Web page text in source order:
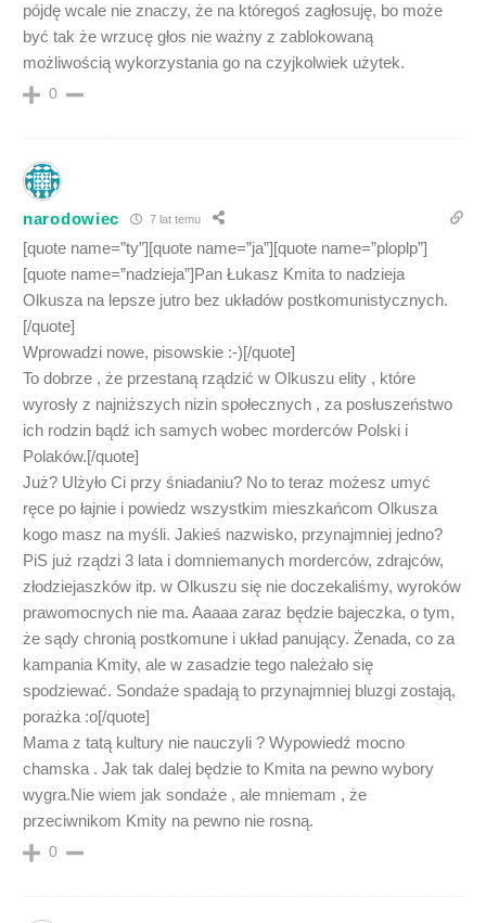
pójdę wcale nie znaczy, że na któregoś zagłosuję, bo może
być tak że wrzucę głos nie ważny z zablokowaną
możliwością wykorzystania go na czyjkolwiek użytek.
0
narodowiec 7 lat temu
[quote name=”ty”][quote name=”ja”][quote name=”ploplp”]
[quote name=”nadzieja”]Pan Łukasz Kmita to nadzieja
Olkusza na lepsze jutro bez układów postkomunistycznych.
[/quote]
Wprowadzi nowe, pisowskie :-)[/quote]
To dobrze , że przestaną rządzić w Olkuszu elity , które
wyrosły z najniższych nizin społecznych , za posłuszeństwo
ich rodzin bądź ich samych wobec morderców Polski i
Polaków.[/quote]
Już? Ulżyło Ci przy śniadaniu? No to teraz możesz umyć
ręce po łajnie i powiedz wszystkim mieszkańcom Olkusza
kogo masz na myśli. Jakieś nazwisko, przynajmniej jedno?
PiS już rządzi 3 lata i domniemanych morderców, zdrajców,
złodziejaszków itp. w Olkuszu się nie doczekaliśmy, wyroków
prawomocnych nie ma. Aaaaa zaraz będzie bajeczka, o tym,
że sądy chronią postkomune i układ panujący. Żenada, co za
kampania Kmity, ale w zasadzie tego należało się
spodziewać. Sondaże spadają to przynajmniej bluzgi zostają,
porażka :o[/quote]
Mama z tatą kultury nie nauczyli ? Wypowiedź mocno
chamska . Jak tak dalej będzie to Kmita na pewno wybory
wygra.Nie wiem jak sondaże , ale mniemam , że
przeciwnikom Kmity na pewno nie rosną.
0